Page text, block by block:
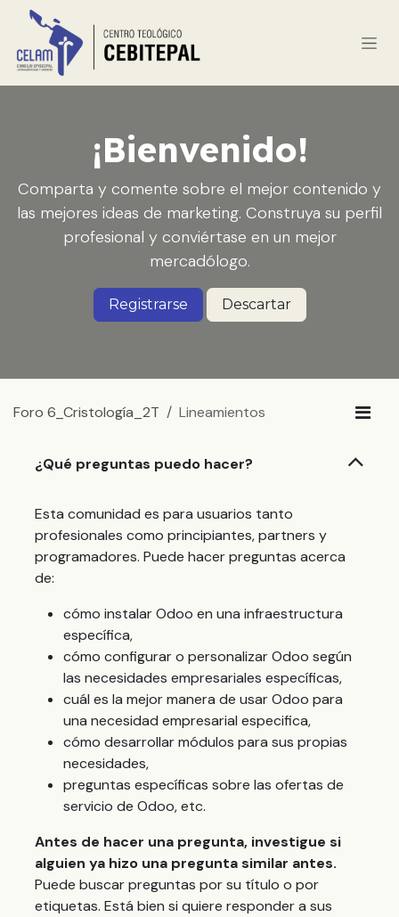
Ir al contenido
¡Bienvenido!
Comparta y comente sobre el mejor contenido y
las mejores ideas de marketing. Construya su perfil
profesional y conviértase en un mejor
mercadólogo.
Registrarse Descartar
Foro 6_Cristología_2T Lineamientos
¿Qué preguntas puedo hacer?
Esta comunidad es para usuarios tanto
profesionales como principiantes, partners y
programadores. Puede hacer preguntas acerca
de:
cómo instalar Odoo en una infraestructura
específica,
cómo configurar o personalizar Odoo según
las necesidades empresariales específicas,
cuál es la mejor manera de usar Odoo para
una necesidad empresarial especifica,
cómo desarrollar módulos para sus propias
necesidades,
preguntas específicas sobre las ofertas de
servicio de Odoo, etc.
Antes de hacer una pregunta, investigue si
alguien ya hizo una pregunta similar antes.
Puede buscar preguntas por su título o por
etiquetas. Está bien si quiere responder a sus